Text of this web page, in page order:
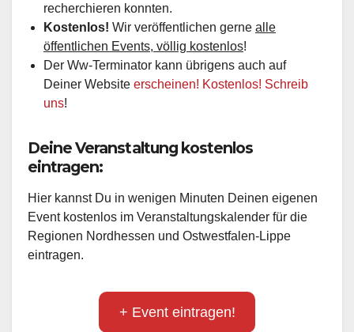
recherchieren konnten.
Kostenlos! Wir veröffentlichen gerne alle
öffentlichen Events, völlig kostenlos!
Der Ww-Terminator kann übrigens auch auf
Deiner Website erscheinen! Kostenlos! Schreib
uns!
Deine Veranstaltung kostenlos
eintragen:
Hier kannst Du in wenigen Minuten Deinen eigenen
Event kostenlos im Veranstaltungskalender für die
Regionen Nordhessen und Ostwestfalen-Lippe
eintragen.
+ Event eintragen!